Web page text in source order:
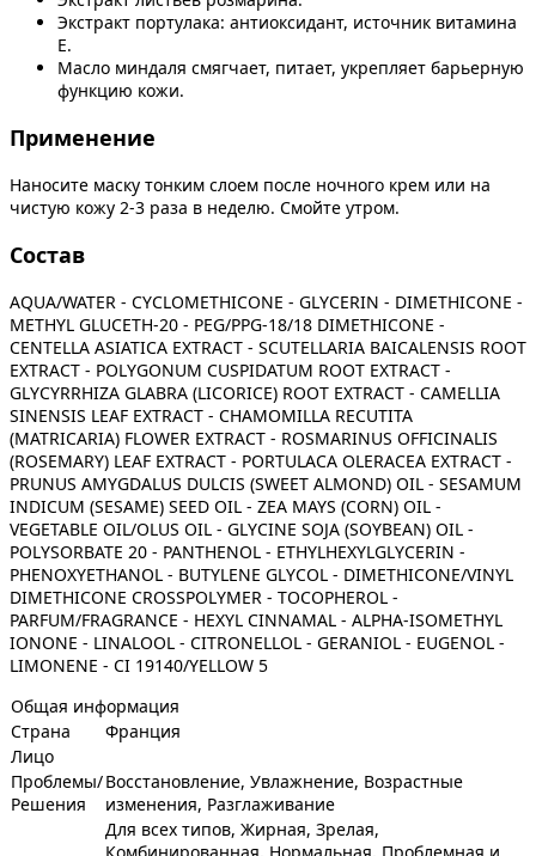
Экстракт портулака: антиоксидант, источник витамина
Е.
Масло миндаля смягчает, питает, укрепляет барьерную
функцию кожи.
Применение
Наносите маску тонким слоем после ночного крем или на
чистую кожу 2-3 раза в неделю. Смойте утром.
Состав
AQUA/WATER - CYCLOMETHICONE - GLYCERIN - DIMETHICONE -
METHYL GLUCETH-20 - PEG/PPG-18/18 DIMETHICONE -
CENTELLA ASIATICA EXTRACT - SCUTELLARIA BAICALENSIS ROOT
EXTRACT - POLYGONUM CUSPIDATUM ROOT EXTRACT -
GLYCYRRHIZA GLABRA (LICORICE) ROOT EXTRACT - CAMELLIA
SINENSIS LEAF EXTRACT - CHAMOMILLA RECUTITA
(MATRICARIA) FLOWER EXTRACT - ROSMARINUS OFFICINALIS
(ROSEMARY) LEAF EXTRACT - PORTULACA OLERACEA EXTRACT -
PRUNUS AMYGDALUS DULCIS (SWEET ALMOND) OIL - SESAMUM
INDICUM (SESAME) SEED OIL - ZEA MAYS (CORN) OIL -
VEGETABLE OIL/OLUS OIL - GLYCINE SOJA (SOYBEAN) OIL -
POLYSORBATE 20 - PANTHENOL - ETHYLHEXYLGLYCERIN -
PHENOXYETHANOL - BUTYLENE GLYCOL - DIMETHICONE/VINYL
DIMETHICONE CROSSPOLYMER - TOCOPHEROL -
PARFUM/FRAGRANCE - HEXYL CINNAMAL - ALPHA-ISOMETHYL
IONONE - LINALOOL - CITRONELLOL - GERANIOL - EUGENOL -
LIMONENE - CI 19140/YELLOW 5
Общая информация
Страна
Франция
Лицо
Проблемы/
Решения
Восстановление, Увлажнение, Возрастные
изменения, Разглаживание
Для всех типов, Жирная, Зрелая,
Комбинированная, Нормальная, Проблемная и